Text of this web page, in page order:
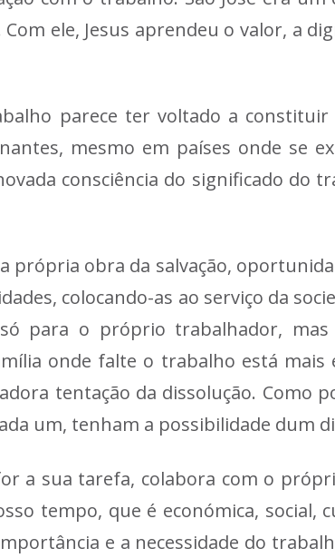
ele, Jesus aprendeu o valor, a
parece ter voltado a
mesmo em países onde se
consciência do significado do
própria obra da salvação,
colocando-as ao serviço da
para o próprio trabalhador,
onde falte o trabalho está
tentação da dissolução. Como
um, tenham a possibilidade dum
a sua tarefa, colabora com o
tempo, que é económica,
e a necessidade do